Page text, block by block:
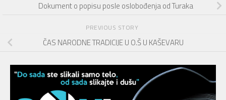
Dokument o popisu posle oslobođenja od Turaka
PREVIOUS STORY
ČAS NARODNE TRADICIJE U O.Š U KAŠEVARU